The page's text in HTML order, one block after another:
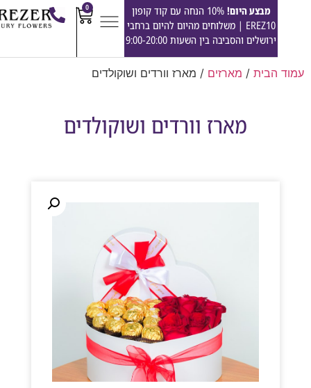
מבצע היום!
10% הנחה עם קוד קופון
EREZ10 | משלוחים מהיום להיום ברחבי
ירושלים והסביבה בין השעות 9:00-20:00
/מארזים/ מארז וורדים ושוקולדים
מארז וורדים ושוקולדים